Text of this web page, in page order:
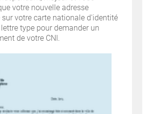
votre nouvelle adresse
votre carte nationale d'identité
type pour demander un
de votre CNI.